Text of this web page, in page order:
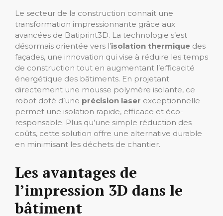
Le secteur de la construction connaît une
transformation impressionnante grâce aux
avancées de Batiprint3D. La technologie s’est
désormais orientée vers l’isolation thermique des
façades, une innovation qui vise à réduire les temps
de construction tout en augmentant l’efficacité
énergétique des bâtiments. En projetant
directement une mousse polymère isolante, ce
robot doté d’une précision laser exceptionnelle
permet une isolation rapide, efficace et éco-
responsable. Plus qu’une simple réduction des
coûts, cette solution offre une alternative durable
en minimisant les déchets de chantier.
Les avantages de
l’impression 3D dans le
bâtiment